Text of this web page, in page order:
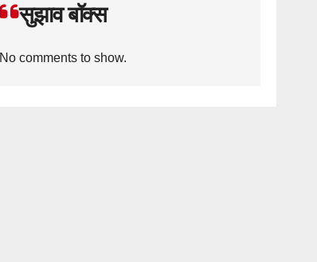
सुझाव बॉक्स
No comments to show.